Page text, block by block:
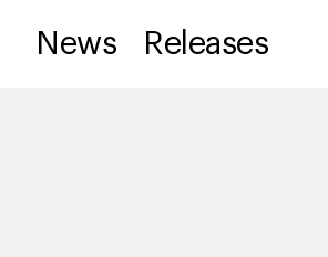
News Releases